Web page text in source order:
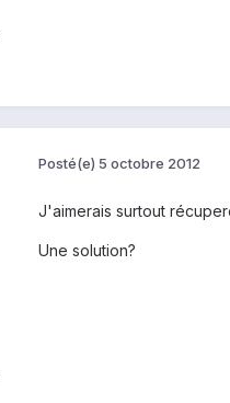
Posté(e) 5 octobre 2012
J'aimerais surtout
Une solution?